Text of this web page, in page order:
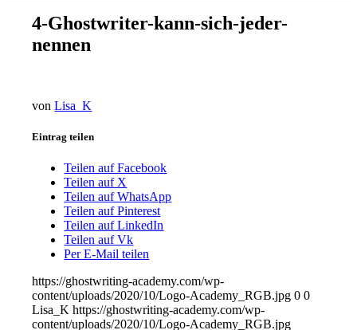
4-Ghostwriter-kann-sich-jeder-
nennen
vonLisa_K
Eintrag teilen
Teilen auf Facebook
Teilen auf X
Teilen auf WhatsApp
Teilen auf Pinterest
Teilen auf LinkedIn
Teilen auf Vk
Per E-Mail teilen
https://ghostwriting-academy.com/wp-
content/uploads/2020/10/Logo-Academy_RGB.jpg 0 0
Lisa_K https://ghostwriting-academy.com/wp-
content/uploads/2020/10/Logo-Academy_RGB.jpg